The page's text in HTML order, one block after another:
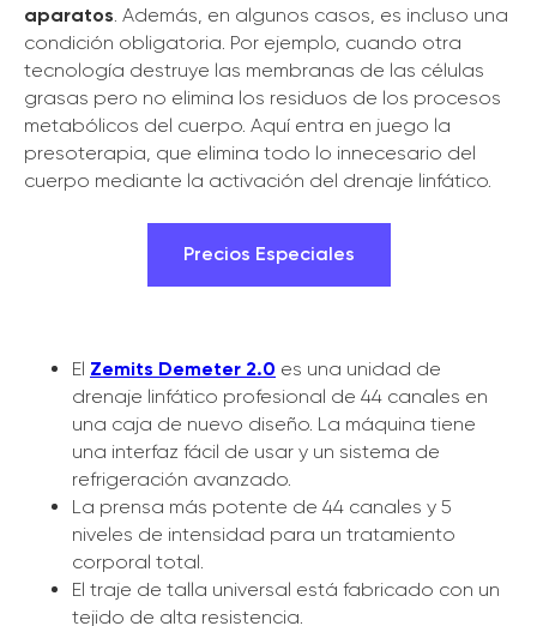
aparatos . Además, en algunos casos, es incluso una
condición obligatoria. Por ejemplo, cuando otra
tecnología destruye las membranas de las células
grasas pero no elimina los residuos de los procesos
metabólicos del cuerpo. Aquí entra en juego la
presoterapia, que elimina todo lo innecesario del
cuerpo mediante la activación del drenaje linfático.
Precios Especiales
El Zemits Demeter 2.0 es una unidad de
drenaje linfático profesional de 44 canales en
una caja de nuevo diseño. La máquina tiene
una interfaz fácil de usar y un sistema de
refrigeración avanzado.
La prensa más potente de 44 canales y 5
niveles de intensidad para un tratamiento
corporal total.
El traje de talla universal está fabricado con un
tejido de alta resistencia.